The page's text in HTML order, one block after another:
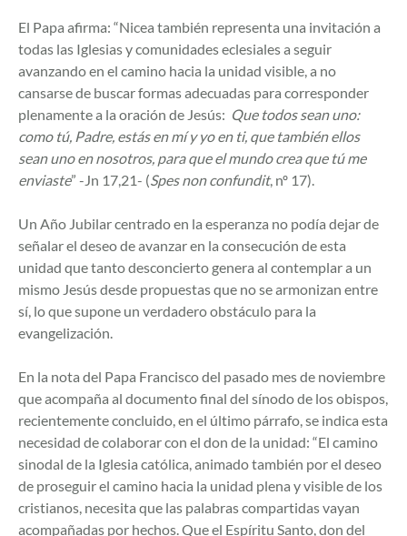
El Papa afirma: “Nicea también representa una invitación a
todas las Iglesias y comunidades eclesiales a seguir
avanzando en el camino hacia la unidad visible, a no
cansarse de buscar formas adecuadas para corresponder
plenamente a la oración de Jesús: Que todos sean uno:
como tú, Padre, estás en mí y yo en ti, que también ellos
sean uno en nosotros, para que el mundo crea que tú me
enviaste” -Jn 17,21- (Spes non confundit, nº 17).
Un Año Jubilar centrado en la esperanza no podía dejar de
señalar el deseo de avanzar en la consecución de esta
unidad que tanto desconcierto genera al contemplar a un
mismo Jesús desde propuestas que no se armonizan entre
sí, lo que supone un verdadero obstáculo para la
evangelización.
En la nota del Papa Francisco del pasado mes de noviembre
que acompaña al documento final del sínodo de los obispos,
recientemente concluido, en el último párrafo, se indica esta
necesidad de colaborar con el don de la unidad: “El camino
sinodal de la Iglesia católica, animado también por el deseo
de proseguir el camino hacia la unidad plena y visible de los
cristianos, necesita que las palabras compartidas vayan
acompañadas por hechos. Que el Espíritu Santo, don del